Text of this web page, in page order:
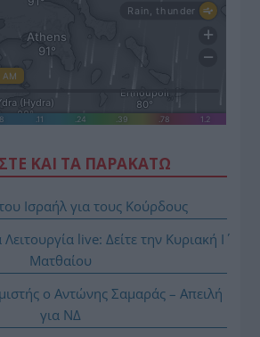
ΚΑΙ ΤΑ ΠΑΡΑΚΑΤΩ
Ισραήλ για τους Κούρδους
live: Δείτε την Κυριακή Ι΄
Ματθαίου
ο Αντώνης Σαμαράς – Απειλή
για ΝΔ